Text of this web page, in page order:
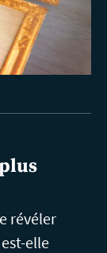
révéler
elle